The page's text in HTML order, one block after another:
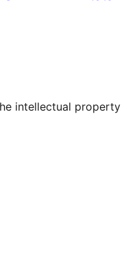
YouTube
учётную запись в Tumblr
intellectual property